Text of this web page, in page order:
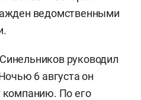
ведомственными
руководил
6 августа он
компанию. По его